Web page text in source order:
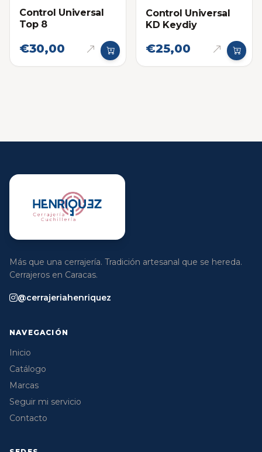
Control Universal
Top 8
€30,00
Control Universal
KD Keydiy
€25,00
Más que una cerrajería. Tradición artesanal que se hereda.
Cerrajeros en Caracas.
@cerrajeriahenriquez
NAVEGACIÓN
Inicio
Catálogo
Marcas
Seguir mi servicio
Contacto